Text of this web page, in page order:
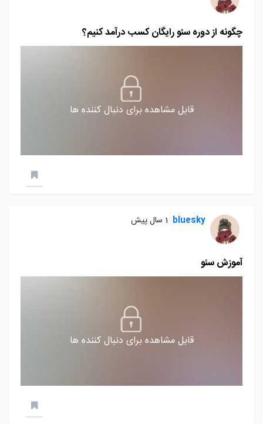
چگونه از دوره سئو رایگان کسب درآمد کنیم؟
قابل مشاهده برای دنبال کننده ها
bluesky 1 سال پیش
آموزش سئو
قابل مشاهده برای دنبال کننده ها